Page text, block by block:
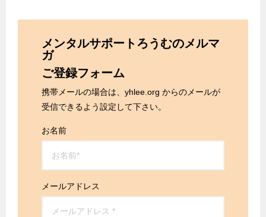
メンタルサポートろうむのメルマ
ガ
ご登録フォーム
携帯メールの場合は、yhlee.org からのメールが
受信できるよう設定して下さい。
お名前
メールアドレス